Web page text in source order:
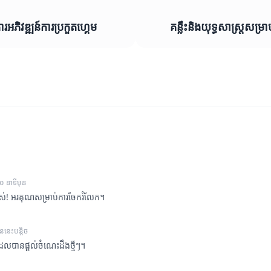
ភិវឌ្ឍន៍ការប្រកួតហ្គេម គន្លឹះនិងយុទ្ធសាស្ត្រសម្រា
នាទីមុន
! អរគុណសម្រាប់ការចែករំលែក។
នេះបន្តិច
លបានផ្តល់ចំណេះដឹងថ្មីៗ។